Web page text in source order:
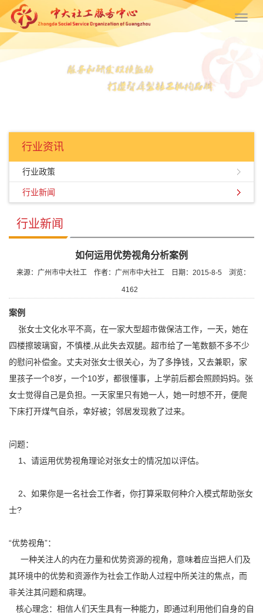
行业资讯
行业政策
行业新闻
行业新闻
如何运用优势视角分析案例
来源：广州市中大社工 作者：广州市中大社工 日期：2015-8-5 浏览：
4162
案例
张女士文化水平不高，在一家大型超市做保洁工作，一天，她在
四楼擦玻璃窗，不慎楼,从此失去双腿。超市给了一笔数额不多不少
的慰问补偿金。丈夫对张女士很关心，为了多挣钱，又去兼职，家
里孩子一个8岁，一个10岁，都很懂事，上学前后都会照顾妈妈。张
女士觉得自己是负担。一天家里只有她一人，她一时想不开，便爬
下床打开煤气自杀，幸好被；邻居发现救了过来。
问题：
1、请运用优势视角理论对张女士的情况加以评估。
2、如果你是一名社会工作者，你打算采取何种介入模式帮助张女
士?
“优势视角”：
一种关注人的内在力量和优势资源的视角，意味着应当把人们及
其环境中的优势和资源作为社会工作助人过程中所关注的焦点，而
非关注其问题和病理。
核心理念：相信人们天生具有一种能力，即通过利用他们自身的自